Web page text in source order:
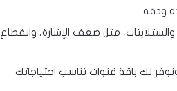
ودقة.
مثل ضعف الإشارة، وانقطاع
لك باقة قنوات تناسب احتياجاتك